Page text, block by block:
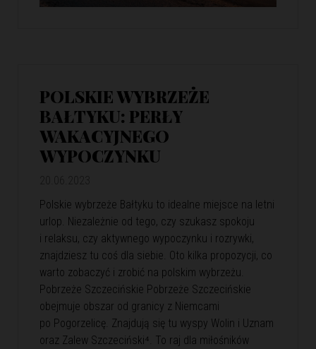
POLSKIE WYBRZEŻE
BAŁTYKU: PERŁY
WAKACYJNEGO
WYPOCZYNKU
Polskie wybrzeże Bałtyku to idealne miejsce na letni
urlop. Niezależnie od tego, czy szukasz spokoju
i relaksu, czy aktywnego wypoczynku i rozrywki,
znajdziesz tu coś dla siebie. Oto kilka propozycji, co
warto zobaczyć i zrobić na polskim wybrzeżu.
Pobrzeże Szczecińskie Pobrzeże Szczecińskie
obejmuje obszar od granicy z Niemcami
po Pogorzelicę. Znajdują się tu wyspy Wolin i Uznam
oraz Zalew Szczeciński⁴. To raj dla miłośników